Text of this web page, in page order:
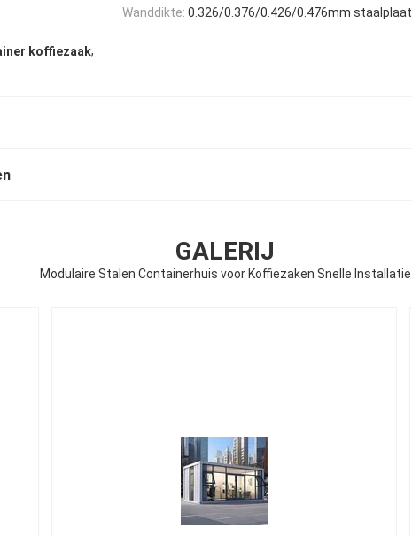
Wanddikte: 0.326/0.376/0.426/0.476mm staalplaat
koffiezaak,
GALERIJ
Modulaire Stalen Containerhuis voor Koffiezaken Snelle Installatie